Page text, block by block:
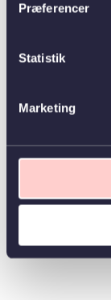
Præferencer
Statistik
Marketing